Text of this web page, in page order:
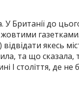
У Британії до
газетками.
якесь
та що сказала,
I століття, де не